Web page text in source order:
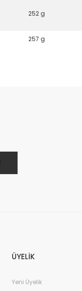
252 g
257 g
ÜYELİK
Yeni Üyelik